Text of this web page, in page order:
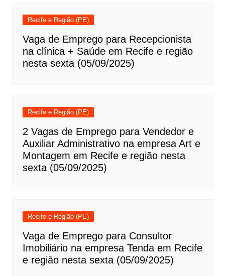
Recife e Região (PE)
Vaga de Emprego para Recepcionista
na clínica + Saúde em Recife e região
nesta sexta (05/09/2025)
Recife e Região (PE)
2 Vagas de Emprego para Vendedor e
Auxiliar Administrativo na empresa Art e
Montagem em Recife e região nesta
sexta (05/09/2025)
Recife e Região (PE)
Vaga de Emprego para Consultor
Imobiliário na empresa Tenda em Recife
e região nesta sexta (05/09/2025)